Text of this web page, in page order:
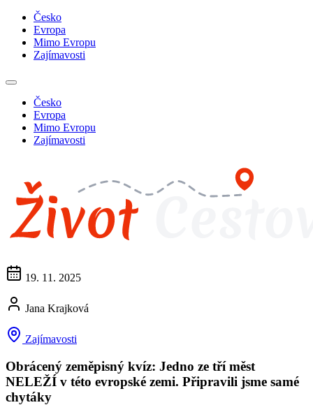
Česko
Evropa
Mimo Evropu
Zajímavosti
Česko
Evropa
Mimo Evropu
Zajímavosti
19. 11. 2025
Jana Krajková
Zajímavosti
Obrácený zeměpisný kvíz: Jedno ze tří měst
NELEŽÍ v této evropské zemi. Připravili jsme samé
chytáky